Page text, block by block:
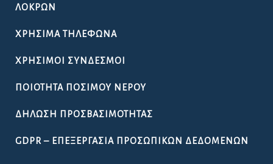
ΛΟΚΡΏΝ
ΧΡΉΣΙΜΑ ΤΗΛΈΦΩΝΑ
ΧΡΉΣΙΜΟΙ ΣΎΝΔΕΣΜΟΙ
ΠΟΙΌΤΗΤΑ ΠΌΣΙΜΟΥ ΝΕΡΟΎ
ΔΉΛΩΣΗ ΠΡΟΣΒΑΣΙΜΌΤΗΤΑΣ
GDPR – ΕΠΕΞΕΡΓΑΣΙΑ ΠΡΟΣΩΠΙΚΩΝ ΔΕΔΟΜΕΝΩΝ